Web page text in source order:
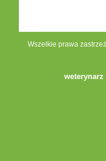
Wszelkie prawa